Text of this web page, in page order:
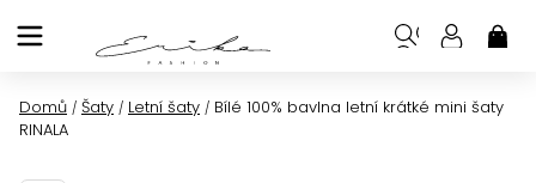
na
Domů / Šaty / Letní šaty / Bílé 100% bavlna letní krátké mini šaty
RINALA